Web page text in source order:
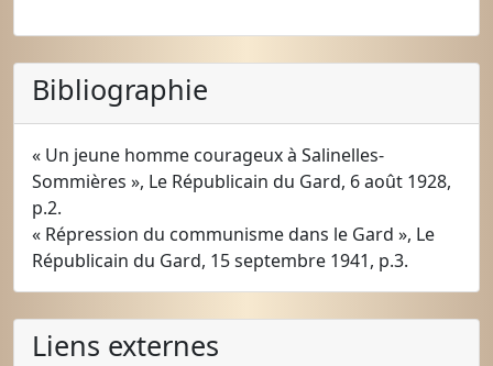
Bibliographie
« Un jeune homme courageux à Salinelles-
Sommières », Le Républicain du Gard, 6 août 1928,
p.2.
« Répression du communisme dans le Gard », Le
Républicain du Gard, 15 septembre 1941, p.3.
Liens externes